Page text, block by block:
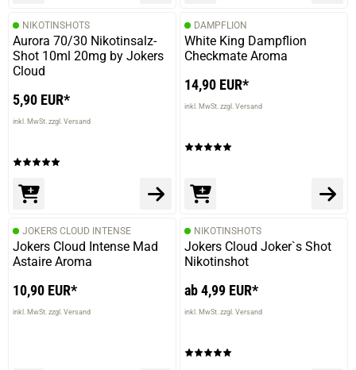
NIKOTINSHOTS
Aurora 70/30 Nikotinsalz-
Shot 10ml 20mg by Jokers
Cloud
5,90 EUR*
inkl. MwSt. zzgl. Versand
DAMPFLION
White King Dampflion
Checkmate Aroma
14,90 EUR*
inkl. MwSt. zzgl. Versand
JOKERS CLOUD INTENSE
Jokers Cloud Intense Mad
Astaire Aroma
10,90 EUR*
inkl. MwSt. zzgl. Versand
NIKOTINSHOTS
Jokers Cloud Joker`s Shot
Nikotinshot
ab 4,99 EUR*
inkl. MwSt. zzgl. Versand